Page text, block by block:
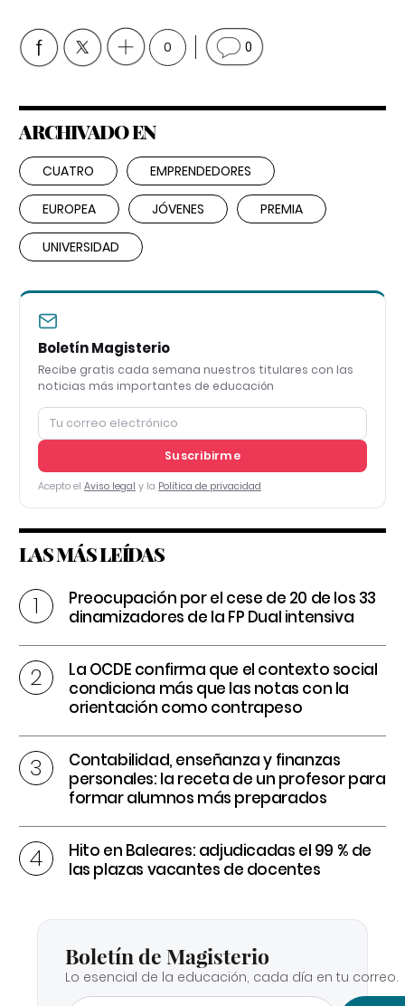
0 0
ARCHIVADO EN
CUATRO EMPRENDEDORES
EUROPEA JÓVENES PREMIA
UNIVERSIDAD
Boletín Magisterio
Recibe gratis cada semana nuestros titulares con las
noticias más importantes de educación
Suscribirme
Acepto el Aviso legal y la Política de privacidad
LAS MÁS LEÍDAS
Preocupación por el cese de 20 de los 33
dinamizadores de la FP Dual intensiva
La OCDE confirma que el contexto social
condiciona más que las notas con la
orientación como contrapeso
Contabilidad, enseñanza y finanzas
personales: la receta de un profesor para
formar alumnos más preparados
Hito en Baleares: adjudicadas el 99 % de
las plazas vacantes de docentes
Boletín de Magisterio
Lo esencial de la educación, cada día en tu correo.